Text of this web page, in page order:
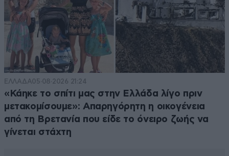
ΕΛΛΑΔΑ05·08·2026 21:24
«Κάηκε το σπίτι μας στην Ελλάδα λίγο πριν
μετακομίσουμε»: Απαρηγόρητη η οικογένεια
από τη Βρετανία που είδε το όνειρο ζωής να
γίνεται στάχτη